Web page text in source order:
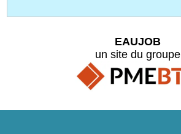
EAUJOB
un site du groupe